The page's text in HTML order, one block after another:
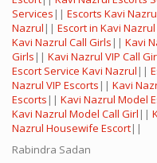
Services || Escorts Kavi
Nazrul || Escort in Kavi Nazrul
Kavi Nazrul Call Girls || Kavi
Girls || Kavi Nazrul VIP Call
Escort Service Kavi Nazrul ||
Nazrul VIP Escorts || Kavi
Escorts || Kavi Nazrul Model
Kavi Nazrul Model Call Girl ||
Nazrul Housewife Escort||
Rabindra Sadan